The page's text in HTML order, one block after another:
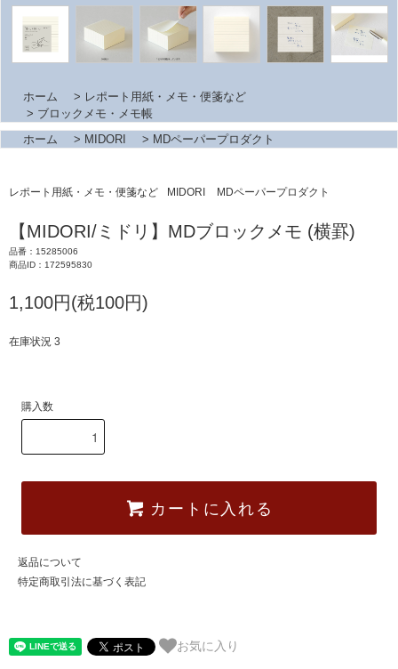
ホーム > レポート用紙・メモ・便箋など
> ブロックメモ・メモ帳
ホーム
> MIDORI > MDペーパープロダクト
レポート用紙・メモ・便箋など MIDORI MDペーパープロダクト
【MIDORI/ミドリ】MDブロックメモ (横罫)
品番：15285006
商品ID：172595830
1,100円(税100円)
在庫状況 3
購入数
カートに入れる
返品について
特定商取引法に基づく表記
お気に入り